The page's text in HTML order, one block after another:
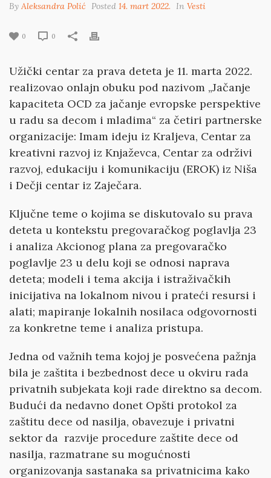
By Aleksandra Polić Posted 14. mart 2022. In Vesti
0 0
Užički centar za prava deteta je 11. marta 2022.
realizovao onlajn obuku pod nazivom „Jačanje
kapaciteta OCD za jačanje evropske perspektive
u radu sa decom i mladima“ za četiri partnerske
organizacije: Imam ideju iz Kraljeva, Centar za
kreativni razvoj iz Knjaževca, Centar za održivi
razvoj, edukaciju i komunikaciju (EROK) iz Niša
i Dečji centar iz Zaječara.
Ključne teme o kojima se diskutovalo su prava
deteta u kontekstu pregovaračkog poglavlja 23
i analiza Akcionog plana za pregovaračko
poglavlje 23 u delu koji se odnosi naprava
deteta; modeli i tema akcija i istraživačkih
inicijativa na lokalnom nivou i prateći resursi i
alati; mapiranje lokalnih nosilaca odgovornosti
za konkretne teme i analiza pristupa.
Jedna od važnih tema kojoj je posvećena pažnja
bila je zaštita i bezbednost dece u okviru rada
privatnih subjekata koji rade direktno sa decom.
Budući da nedavno donet Opšti protokol za
zaštitu dece od nasilja, obavezuje i privatni
sektor da razvije procedure zaštite dece od
nasilja, razmatrane su mogućnosti
organizovanja sastanaka sa privatnicima kako